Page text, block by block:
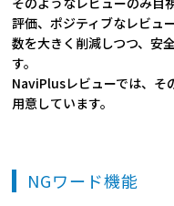
評価、ポジティブなレビュ
数を大きく削減しつつ、安
す。
NaviPlusレビューでは、そ
用意しています。
NGワード機能